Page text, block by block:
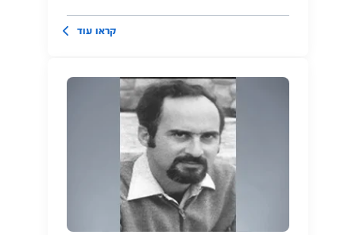
קראו עוד